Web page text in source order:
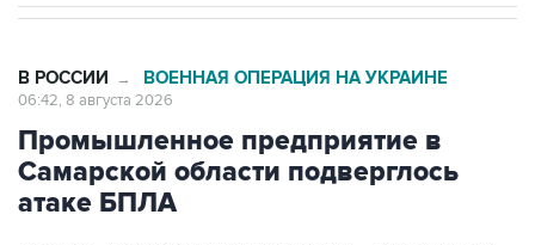
Промышленное предприятие в
Самарской области подверглось
атаке БПЛА
Москва. 8 августа. INTERFAX.RU - Губернатор